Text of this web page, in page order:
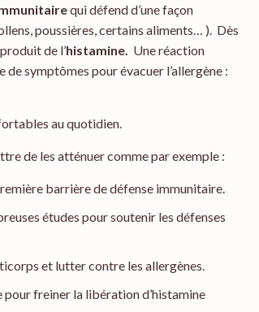
qui défend d’une façon
poussières, certains aliments… ). Dès
de l’histamine. Une réaction
symptômes pour évacuer l’allergène :
au quotidien.
de les atténuer comme par exemple :
barrière de défense immunitaire.
études pour soutenir les défenses
et lutter contre les allergènes.
freiner la libération d’histamine